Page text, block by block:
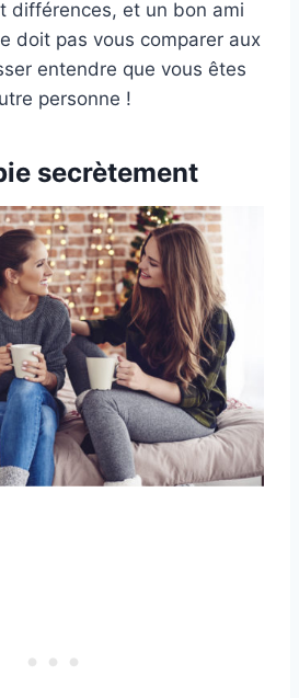
différences, et un bon ami
doit pas vous comparer aux
entendre que vous êtes
personne !
secrètement